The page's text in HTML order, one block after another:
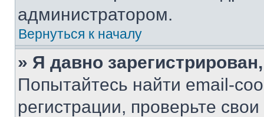
администратором.
Вернуться к началу
» Я давно
Попытайтесь найти email-
регистрации, проверьте